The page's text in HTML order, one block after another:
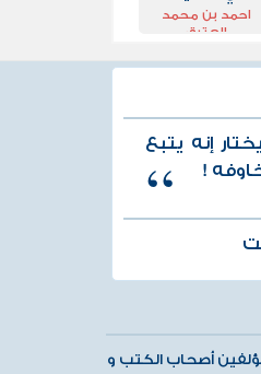
احمد بن محمد
العتيق
إنه يتبع
!
أصحاب الكتب و